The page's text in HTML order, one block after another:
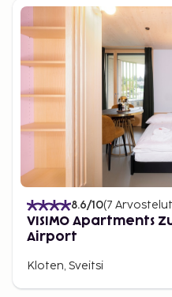
8.6/10(7 Arvostelut
VISIMO Apartments
Airport
Kloten, Sveitsi